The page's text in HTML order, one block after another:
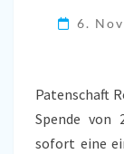
6.
Patenschaft
Spende von
sofort eine